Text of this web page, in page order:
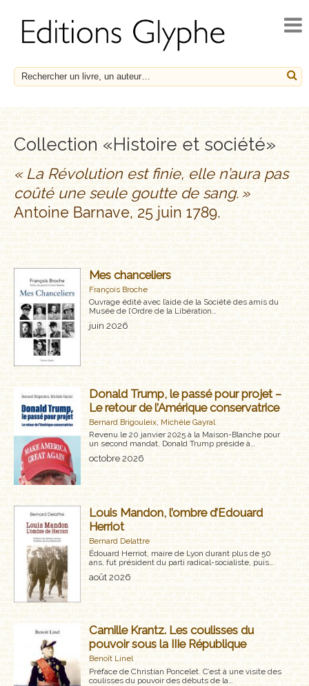
ACTUALITÉS
NOUVEAUTÉS
À PARAÎTRE
CATALOGUE
HISTOIRE ET SOCIÉTÉ
ESSAIS
LE FRANÇAIS EN HÉRITAGE
BIOGRAPHIES
POLARS ET THRILLERS
ROMANS
NOUVELLES
POÉSIE
COFFRETS
AUTEURS
LES ÉDITIONS GLYPHE
Collection «Histoire et société»
« La Révolution est finie, elle n’aura pas
coûté une seule goutte de sang. »
Antoine Barnave, 25 juin 1789.
Mes chanceliers
François Broche
Ouvrage édité avec l’aide de la Société des amis du
Musée de l’Ordre de la Libération…
juin 2026
Donald Trump, le passé pour projet –
Le retour de l’Amérique conservatrice
Bernard Brigouleix, Michèle Gayral
Revenu le 20 janvier 2025 à la Maison-Blanche pour
un second mandat, Donald Trump préside à…
octobre 2026
Louis Mandon, l’ombre d’Edouard
Herriot
Bernard Delattre
Édouard Herriot, maire de Lyon durant plus de 50
ans, fut président du parti radical-socialiste, puis…
août 2026
Camille Krantz. Les coulisses du
pouvoir sous la IIIe République
Benoît Linel
Préface de Christian Poncelet. C’est à une visite des
coulisses du pouvoir des débuts de la…